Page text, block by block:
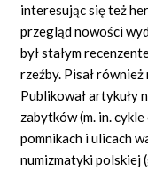
interesując się też
przegląd nowości
był stałym
rzeźby. Pisał
Publikował artykuły
zabytków (m. in. cykle
pomnikach i ulicach
numizmatyki polskiej